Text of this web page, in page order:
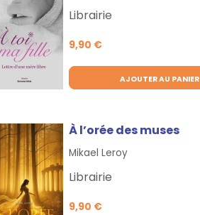
Librairie
9,90 €
AJOUTER AU PANIER
À l’orée des muses
Mikael Leroy
Librairie
9,90 €